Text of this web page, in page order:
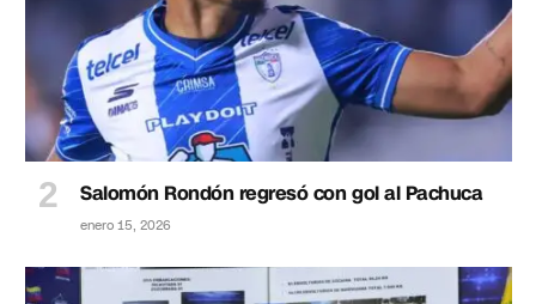
Salomón Rondón regresó con gol al Pachuca
enero 15, 2026